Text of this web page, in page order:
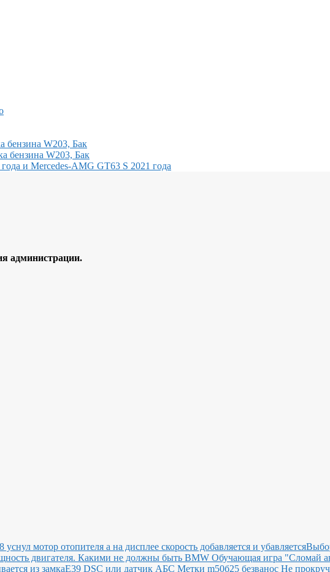
бензина W203, Бак
бензина W203, Бак
и Mercedes-AMG GT63 S 2021 года
администрации.
уснул мотор отопителя а на дисплее скорость добавляется и убавляется
двигателя. Какими не должны быть BMW Обучающая игра "Сломай
из замкаE39 DSC или датчик АБС Метки m50б25 безванос Не